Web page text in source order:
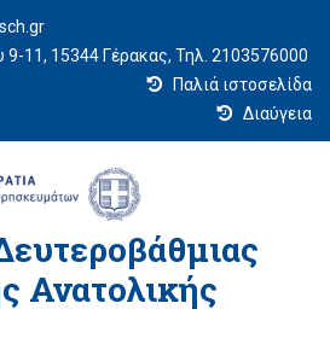
11, 15344 Γέρακας, Τηλ. 2103576000
Παλιά ιστοσελίδα
Διαύγεια
Ανατολικής